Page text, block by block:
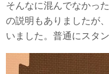
そんなに混んでなかっ
の説明もありましたが
いました。普通にスタ